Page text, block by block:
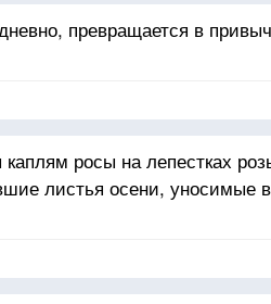
превращается в
росы на лепестках
листья осени, уносимые